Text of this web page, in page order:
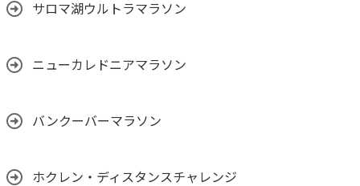
サロマ湖ウルトラマラソン
ニューカレドニアマラソン
バンクーバーマラソン
ホクレン・ディスタンスチャレンジ